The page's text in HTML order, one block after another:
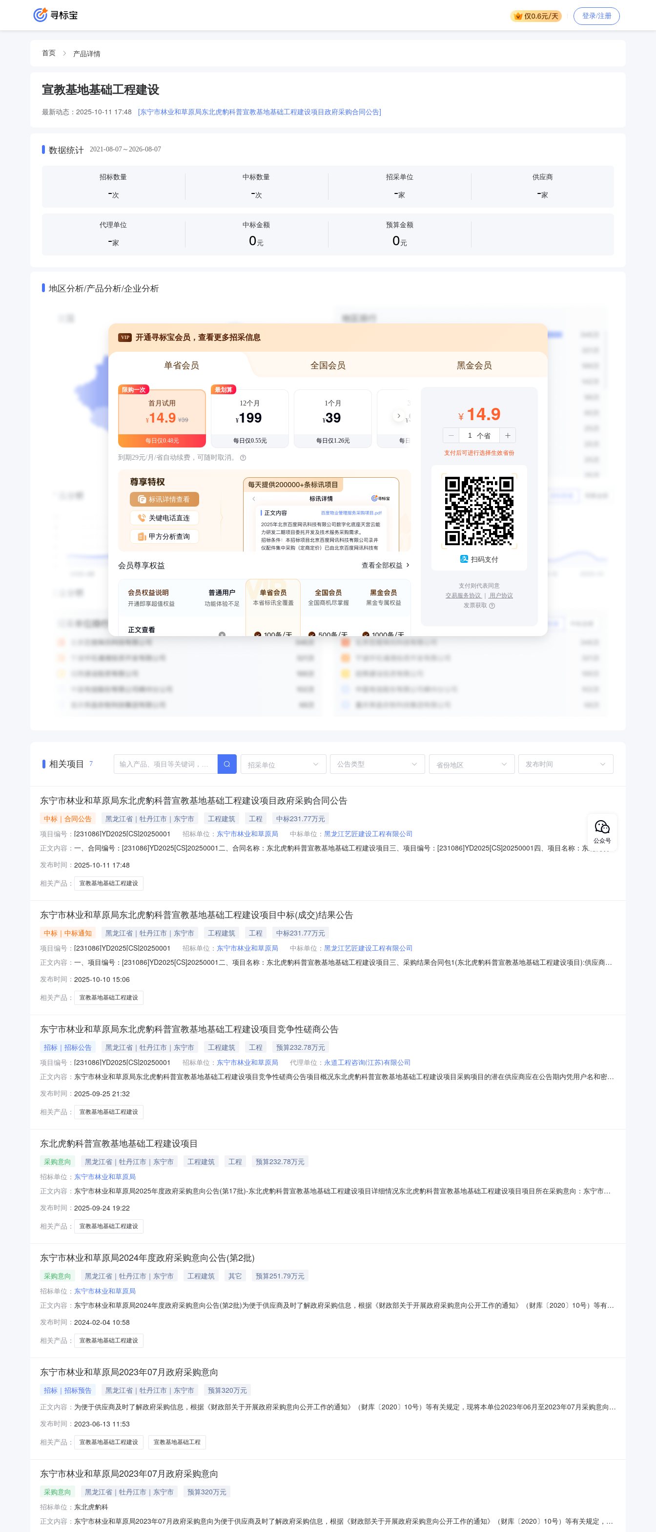
登录/注册
首页 产品详情
宣教基地基础工程建设
最新动态： 2025-10-11 17:48 [东宁市林业和草原局东北虎豹科普宣教基地基础工程建设项目政府采购合同公告]
数据统计 2021-08-07～2026-08-07
招标数量
-次
中标数量
-次
招采单位
-家
供应商
-家
代理单位
-家
中标金额
0元
预算金额
0元
地区分析/产品分析/企业分析
VIP 开通寻标宝会员，查看更多招采信息
单省会员 全国会员 黑金会员
限购一次
首月试用
¥14.9 ¥39
每日仅0.48元
最划算
12个月
¥199
每日仅0.55元
1个月
¥39
每日仅1.26元
3个月
¥99
每日仅1.08元
到期29元/月/省自动续费，可随时取消。
标讯详情查看
关键电话直连
甲方分析查询
会员尊享权益 查看全部权益
¥ 14.9
支付后可进行选择生效省份
扫码支付
支付则代表同意
交易服务协议 ｜ 用户协议
发票获取
相关项目 7 招采单位 省份地区
东宁市林业和草原局东北虎豹科普宣教基地基础工程建设项目政府采购合同公告
中标｜合同公告 黑龙江省｜牡丹江市｜东宁市 工程建筑 工程
中标231.77万元
项目编号： [231086]YD2025[CS]20250001 招标单位： 东宁市林业和草原局 中标单位： 黑龙江艺匠建设工程有限公司
正文内容： 一、合同编号：[231086]YD2025[CS]20250001二、合同名称：东北虎豹科普宣教基地基础工程建设项目三、项目编号：[231086]YD2025[CS]20250001四、项目名称：东北虎豹科
江艺匠建设工程有限公司地址：黑龙江省牡丹江市爱民区北安乡八达村村委会西80
发布时间： 2025-10-11 17:48
相关产品：
宣教基地基础工程建设
东宁市林业和草原局东北虎豹科普宣教基地基础工程建设项目中标(成交)结果公告
中标｜中标通知 黑龙江省｜牡丹江市｜东宁市 工程建筑 工程
中标231.77万元
项目编号： [231086]YD2025[CS]20250001 招标单位： 东宁市林业和草原局 中标单位： 黑龙江艺匠建设工程有限公司
正文内容： 一、项目编号：[231086]YD2025[CS]20250001二、项目名称：东北虎豹科普宣教基地基础工程建设项目三、采购结果合同包1(东北虎豹科普宣教基地基础工程建设项目):供应商名
基地基础工程建设项目):工程类（黑龙江艺匠建设工程有限公司）品目号品目名称采购标的施工范围施工工
发布时间： 2025-10-10 15:06
相关产品：
宣教基地基础工程建设
东宁市林业和草原局东北虎豹科普宣教基地基础工程建设项目竞争性磋商公告
招标｜招标公告 黑龙江省｜牡丹江市｜东宁市 工程建筑 工程
预算232.78万元
项目编号： [231086]YD2025[CS]20250001 招标单位： 东宁市林业和草原局 代理单位： 永道工程咨询(江苏)有限公司
正文内容： 东宁市林业和草原局东北虎豹科普宣教基地基础工程建设项目竞争性磋商公告项目概况东北虎豹科普宣教基地基础工程建设项目采购项目的潜在供应商应在公告期内凭用户名和密
2025年10月10日09时00分（北京时间）前提交响应文件。一、项目基本情况项目编号：[231086]Y
发布时间： 2025-09-25 21:32
相关产品：
宣教基地基础工程建设
东北虎豹科普宣教基地基础工程建设项目
采购意向 黑龙江省｜牡丹江市｜东宁市 工程建筑 工程
预算232.78万元
招标单位： 东宁市林业和草原局
正文内容： 东宁市林业和草原局2025年度政府采购意向公告(第17批)-东北虎豹科普宣教基地基础工程建设项目详细情况东北虎豹科普宣教基地基础工程建设项目项目所在采购意向：东宁市林
目：采购需求概况：采购内容:其他建筑工程采购数量:1.0000项主要功能或目标:完成东北虎豹科普宣教基地基础工程
发布时间： 2025-09-24 19:22
相关产品：
宣教基地基础工程建设
东宁市林业和草原局2024年度政府采购意向公告(第2批)
采购意向 黑龙江省｜牡丹江市｜东宁市 工程建筑 其它
预算251.79万元
招标单位： 东宁市林业和草原局
正文内容： 东宁市林业和草原局2024年度政府采购意向公告(第2批)为便于供应商及时了解政府采购信息，根据《财政部关于开展政府采购意向公开工作的通知》（财库〔2020〕10号）等有关
容：东北虎豹科普宣教基地基础工程建设项目采购数量：1项主要功能或目标：项目占地27935平方米，新建基础工程地下管线2330米配套井42座及基地内亮化、影音系统、监控等
工程。需满
发布时间： 2024-02-04 10:58
相关产品：
宣教基地基础工程建设
东宁市林业和草原局2023年07月政府采购意向
招标｜招标预告 黑龙江省｜牡丹江市｜东宁市
预算320万元
正文内容： 为便于供应商及时了解政府采购信息，根据《财政部关于开展政府采购意向公开工作的通知》（财库〔2020〕10号）等有关规定，现将本单位2023年06月至2023年07月采购意向公
地，包括基地灯光亮化系统、基地影音系统、地下管线部分，本次项目主要建设内容为该基地地下部分基础设施的配套。招标内容：东北虎豹科普宣教基地基础工程采购数量：1项
主要功能或目标：通过项
发布时间： 2023-06-13 11:53
相关产品：
宣教基地基础工程建设 宣教基地基础工程
东宁市林业和草原局2023年07月政府采购意向
采购意向 黑龙江省｜牡丹江市｜东宁市
预算320万元
招标单位： 东北虎豹科
正文内容： 东宁市林业和草原局2023年07月政府采购意向为便于供应商及时了解政府采购信息，根据《财政部关于开展政府采购意向公开工作的通知》（财库〔2020〕10号）等有关规定，现
公众号